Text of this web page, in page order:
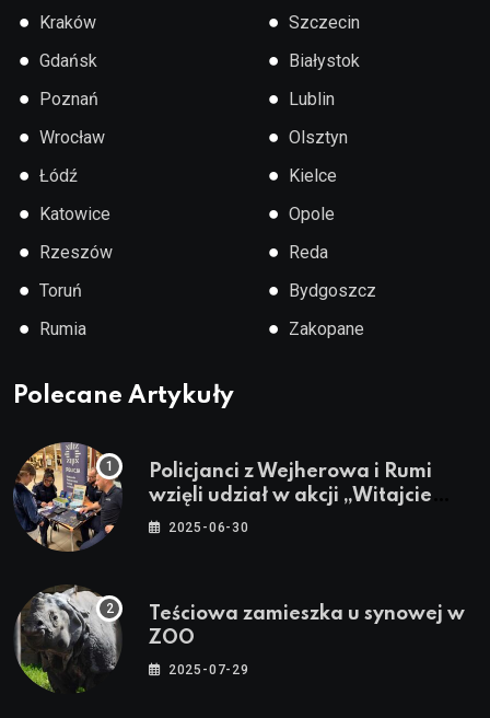
● Kraków
● Gdańsk
● Poznań
● Wrocław
● Łódź
● Katowice
● Rzeszów
● Toruń
● Rumia
● Szczecin
● Białystok
● Lublin
● Olsztyn
● Kielce
● Opole
● Reda
● Bydgoszcz
● Zakopane
Polecane Artykuły
Policjanci z Wejherowa i Rumi
wzięli udział w akcji „Witajcie
Wakacje”
2025-06-30
Teściowa zamieszka u synowej w
ZOO
2025-07-29